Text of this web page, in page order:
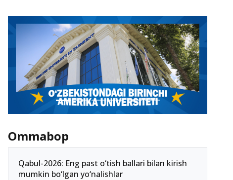
Ommabop
Qabul-2026: Eng past o‘tish ballari bilan kirish
mumkin bo‘lgan yo‘nalishlar